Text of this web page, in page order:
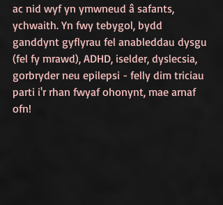
ac nid wyf yn ymwneud â safants,
ychwaith. Yn fwy tebygol, bydd
ganddynt gyflyrau fel anableddau dysgu
(fel fy mrawd), ADHD, iselder, dyslecsia,
gorbryder neu epilepsi - felly dim triciau
parti i'r rhan fwyaf ohonynt, mae arnaf
ofn!